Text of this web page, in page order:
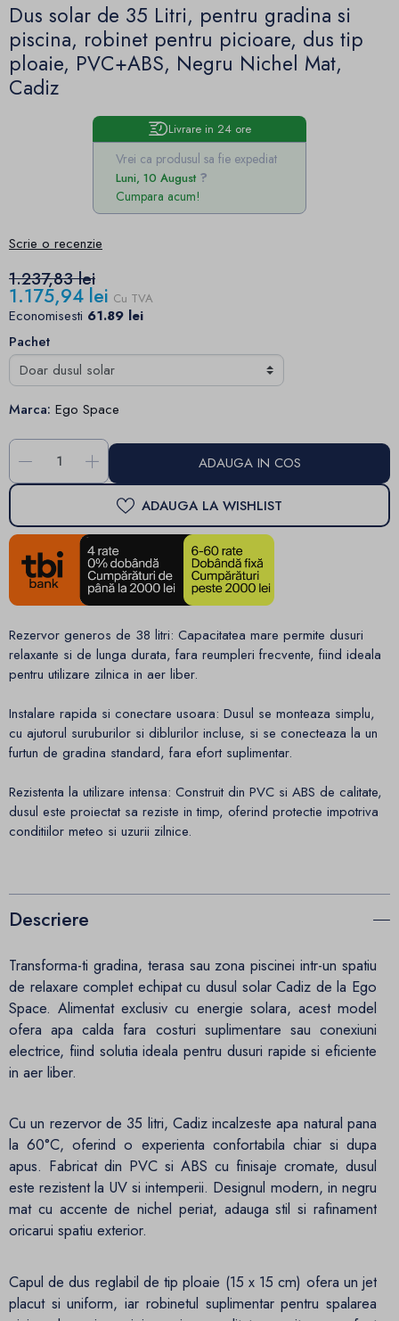
Dus solar de 35 Litri, pentru gradina si
piscina, robinet pentru picioare, dus tip
ploaie, PVC+ABS, Negru Nichel Mat,
Cadiz
Livrare in 24 ore
Vrei ca produsul sa fie expediat
Luni, 10 August
Cumpara acum!
Scrie o recenzie
1.237,83 lei
1.175,94 lei Cu TVA
Economisesti 61.89 lei
Pachet
Marca: Ego Space
- + ADAUGA IN COS
ADAUGA LA WISHLIST
Rezervor generos de 38 litri: Capacitatea mare permite dusuri
relaxante si de lunga durata, fara reumpleri frecvente, fiind ideala
pentru utilizare zilnica in aer liber.
Instalare rapida si conectare usoara: Dusul se monteaza simplu,
cu ajutorul suruburilor si diblurilor incluse, si se conecteaza la un
furtun de gradina standard, fara efort suplimentar.
Rezistenta la utilizare intensa: Construit din PVC si ABS de calitate,
dusul este proiectat sa reziste in timp, oferind protectie impotriva
conditiilor meteo si uzurii zilnice.
Descriere
Transforma-ti gradina, terasa sau zona piscinei intr-un spatiu
de relaxare complet echipat cu dusul solar Cadiz de la Ego
Space. Alimentat exclusiv cu energie solara, acest model
ofera apa calda fara costuri suplimentare sau conexiuni
electrice, fiind solutia ideala pentru dusuri rapide si eficiente
in aer liber.
Cu un rezervor de 35 litri, Cadiz incalzeste apa natural pana
la 60°C, oferind o experienta confortabila chiar si dupa
apus. Fabricat din PVC si ABS cu finisaje cromate, dusul
este rezistent la UV si intemperii. Designul modern, in negru
mat cu accente de nichel periat, adauga stil si rafinament
oricarui spatiu exterior.
Capul de dus reglabil de tip ploaie (15 x 15 cm) ofera un jet
placut si uniform, iar robinetul suplimentar pentru spalarea